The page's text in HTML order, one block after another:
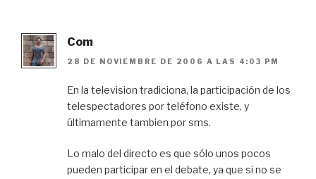
Com
28 DE NOVIEMBRE DE 2006 A LAS 4:03 PM
En la television tradiciona, la participación de los
telespectadores por teléfono existe, y
últimamente tambien por sms.
Lo malo del directo es que sólo unos pocos
pueden participar en el debate, ya que si no se